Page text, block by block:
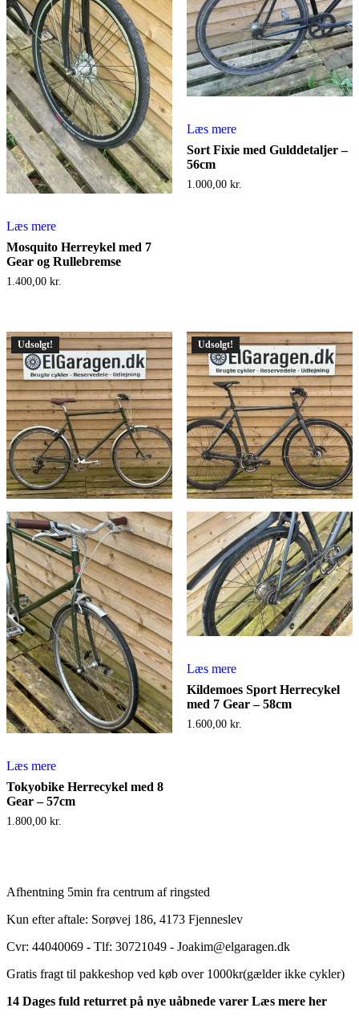
Læs mere
Mosquito Herreykel med 7
Gear og Rullebremse
1.400,00 kr.
Læs mere
Sort Fixie med Gulddetaljer –
56cm
1.000,00 kr.
Udsolgt!
Læs mere
Tokyobike Herrecykel med 8
Gear – 57cm
1.800,00 kr.
Udsolgt!
Læs mere
Kildemoes Sport Herrecykel
med 7 Gear – 58cm
1.600,00 kr.
Afhentning 5min fra centrum af ringsted
Kun efter aftale: Sorøvej 186, 4173 Fjenneslev
Cvr: 44040069 - Tlf: 30721049 - Joakim@elgaragen.dk
Gratis fragt til pakkeshop ved køb over 1000kr(gælder ikke cykler)
14 Dages fuld returret på nye uåbnede varer Læs mere her